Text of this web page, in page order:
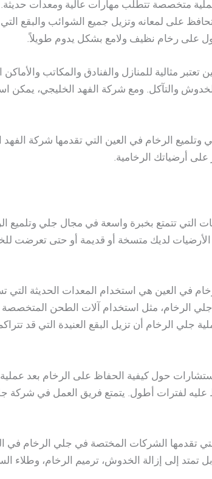
عملية متخصصة تتطلب مهارات عالية ومعدات
على لمعانه وتزيل جميع الشوائب والبقع
على رخام نظيف ولامع بشكل يدوم طويلاً.
مثالية للمنازل والفنادق والمكاتب
والتآكل. ومع شركة الفهد الخليجي، يمكن
وتلميع الرخام في العين التي تقدمها شركة
أرضياتك الرخامية.
التي تتمتع بخبرة واسعة في مجال جلي
لديك متسخة أو قديمة أو حتى تعرضت
في العين هي استخدام المعدات الحديثة التي
الرخام، مثل استخدام آلات الطحن المتخصصة
جلي الرخام أن تزيل البقع العنيدة التي قد
حول كيفية الحفاظ على الرخام بعد
لفترات أطول. يتمتع فريق العمل في شركة
الشركات المختصة في جلي الرخام في
إلى إزالة الخدوش، ترميم الرخام، وطلاء